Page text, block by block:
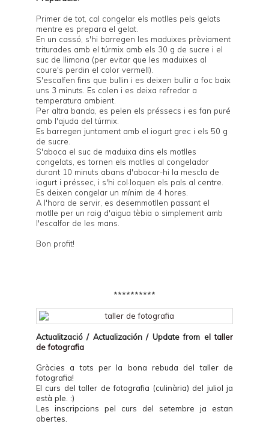
Primer de tot, cal congelar els motlles pels gelats
mentre es prepara el gelat.
En un cassó, s'hi barregen les maduixes prèviament
triturades amb el túrmix amb els 30 g de sucre i el
suc de llimona (per evitar que les maduixes al
coure's perdin el color vermell).
S'escalfen fins que bullin i es deixen bullir a foc baix
uns 3 minuts. Es colen i es deixa refredar a
temperatura ambient.
Per altra banda, es pelen els préssecs i es fan puré
amb l'ajuda del túrmix.
Es barregen juntament amb el iogurt grec i els 50 g
de sucre.
S'aboca el suc de maduixa dins els motlles
congelats, es tornen els motlles al congelador
durant 10 minuts abans d'abocar-hi la mescla de
iogurt i préssec, i s'hi col·loquen els pals al centre.
Es deixen congelar un mínim de 4 hores.
A l'hora de servir, es desemmotllen passant el
motlle per un raig d'aigua tèbia o simplement amb
l'escalfor de les mans.
Bon profit!
**********
Actualització / Actualización / Update from eltaller
de fotografia
Gràcies a tots per la bona rebuda del taller de
fotografia!
El curs del taller de fotografia (culinària) del juliol ja
està ple. :)
Les inscripcions pel curs del setembre ja estan
obertes.